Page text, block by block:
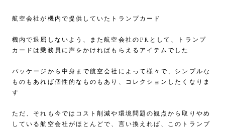
航空会社が機内で提供していたトランプカード
機内で退屈しないよう、また航空会社のPRとして、トランプ
カードは乗務員に声をかければもらえるアイテムでした
パッケージから中身まで航空会社によって様々で、シンプルな
ものもあれば個性的なものもあり、コレクションしたくなりま
す
ただ、それも今ではコスト削減や環境問題の観点から取りやめ
している航空会社がほとんどで、言い換えれば、このトランプ